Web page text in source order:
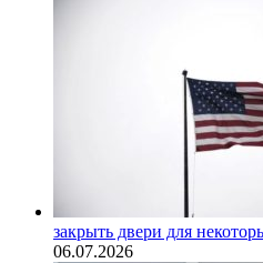
закрыть двери для
06.07.2026